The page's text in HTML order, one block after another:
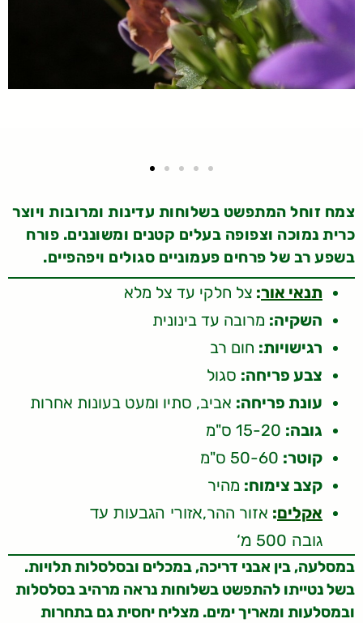
צמח זוחל המתפשט בשלוחות עדינות ומרובות ויוצר
כרית נמוכה וצפופה בעלים קטנים ומשוננים. פורח
בשפע רב של פרחים פעמוניים סגולים ויפהפיים.
תנאי אור: צל חלקי עד צל מלא
השקיה: מרובה עד בינונית
רגישויות: חום רב
צבע פריחה: סגול
עונת פריחה: אביב, סתיו ומעט בעונות אחרות
גובה:
קוטר:
קצב צימוח: מהיר
אקלים: אזור ההר,אזורי הגבעות עד
גובה 500 מ‘
במסלעה, בין אבני דריכה, במכלים ובסלסלות תלויות.
בשל נטייתו להתפשט בשלוחות נראה מרהיב בסלסלות
ובמסלעות ומאריך ימים. מצליח יחסית גם בתחרות